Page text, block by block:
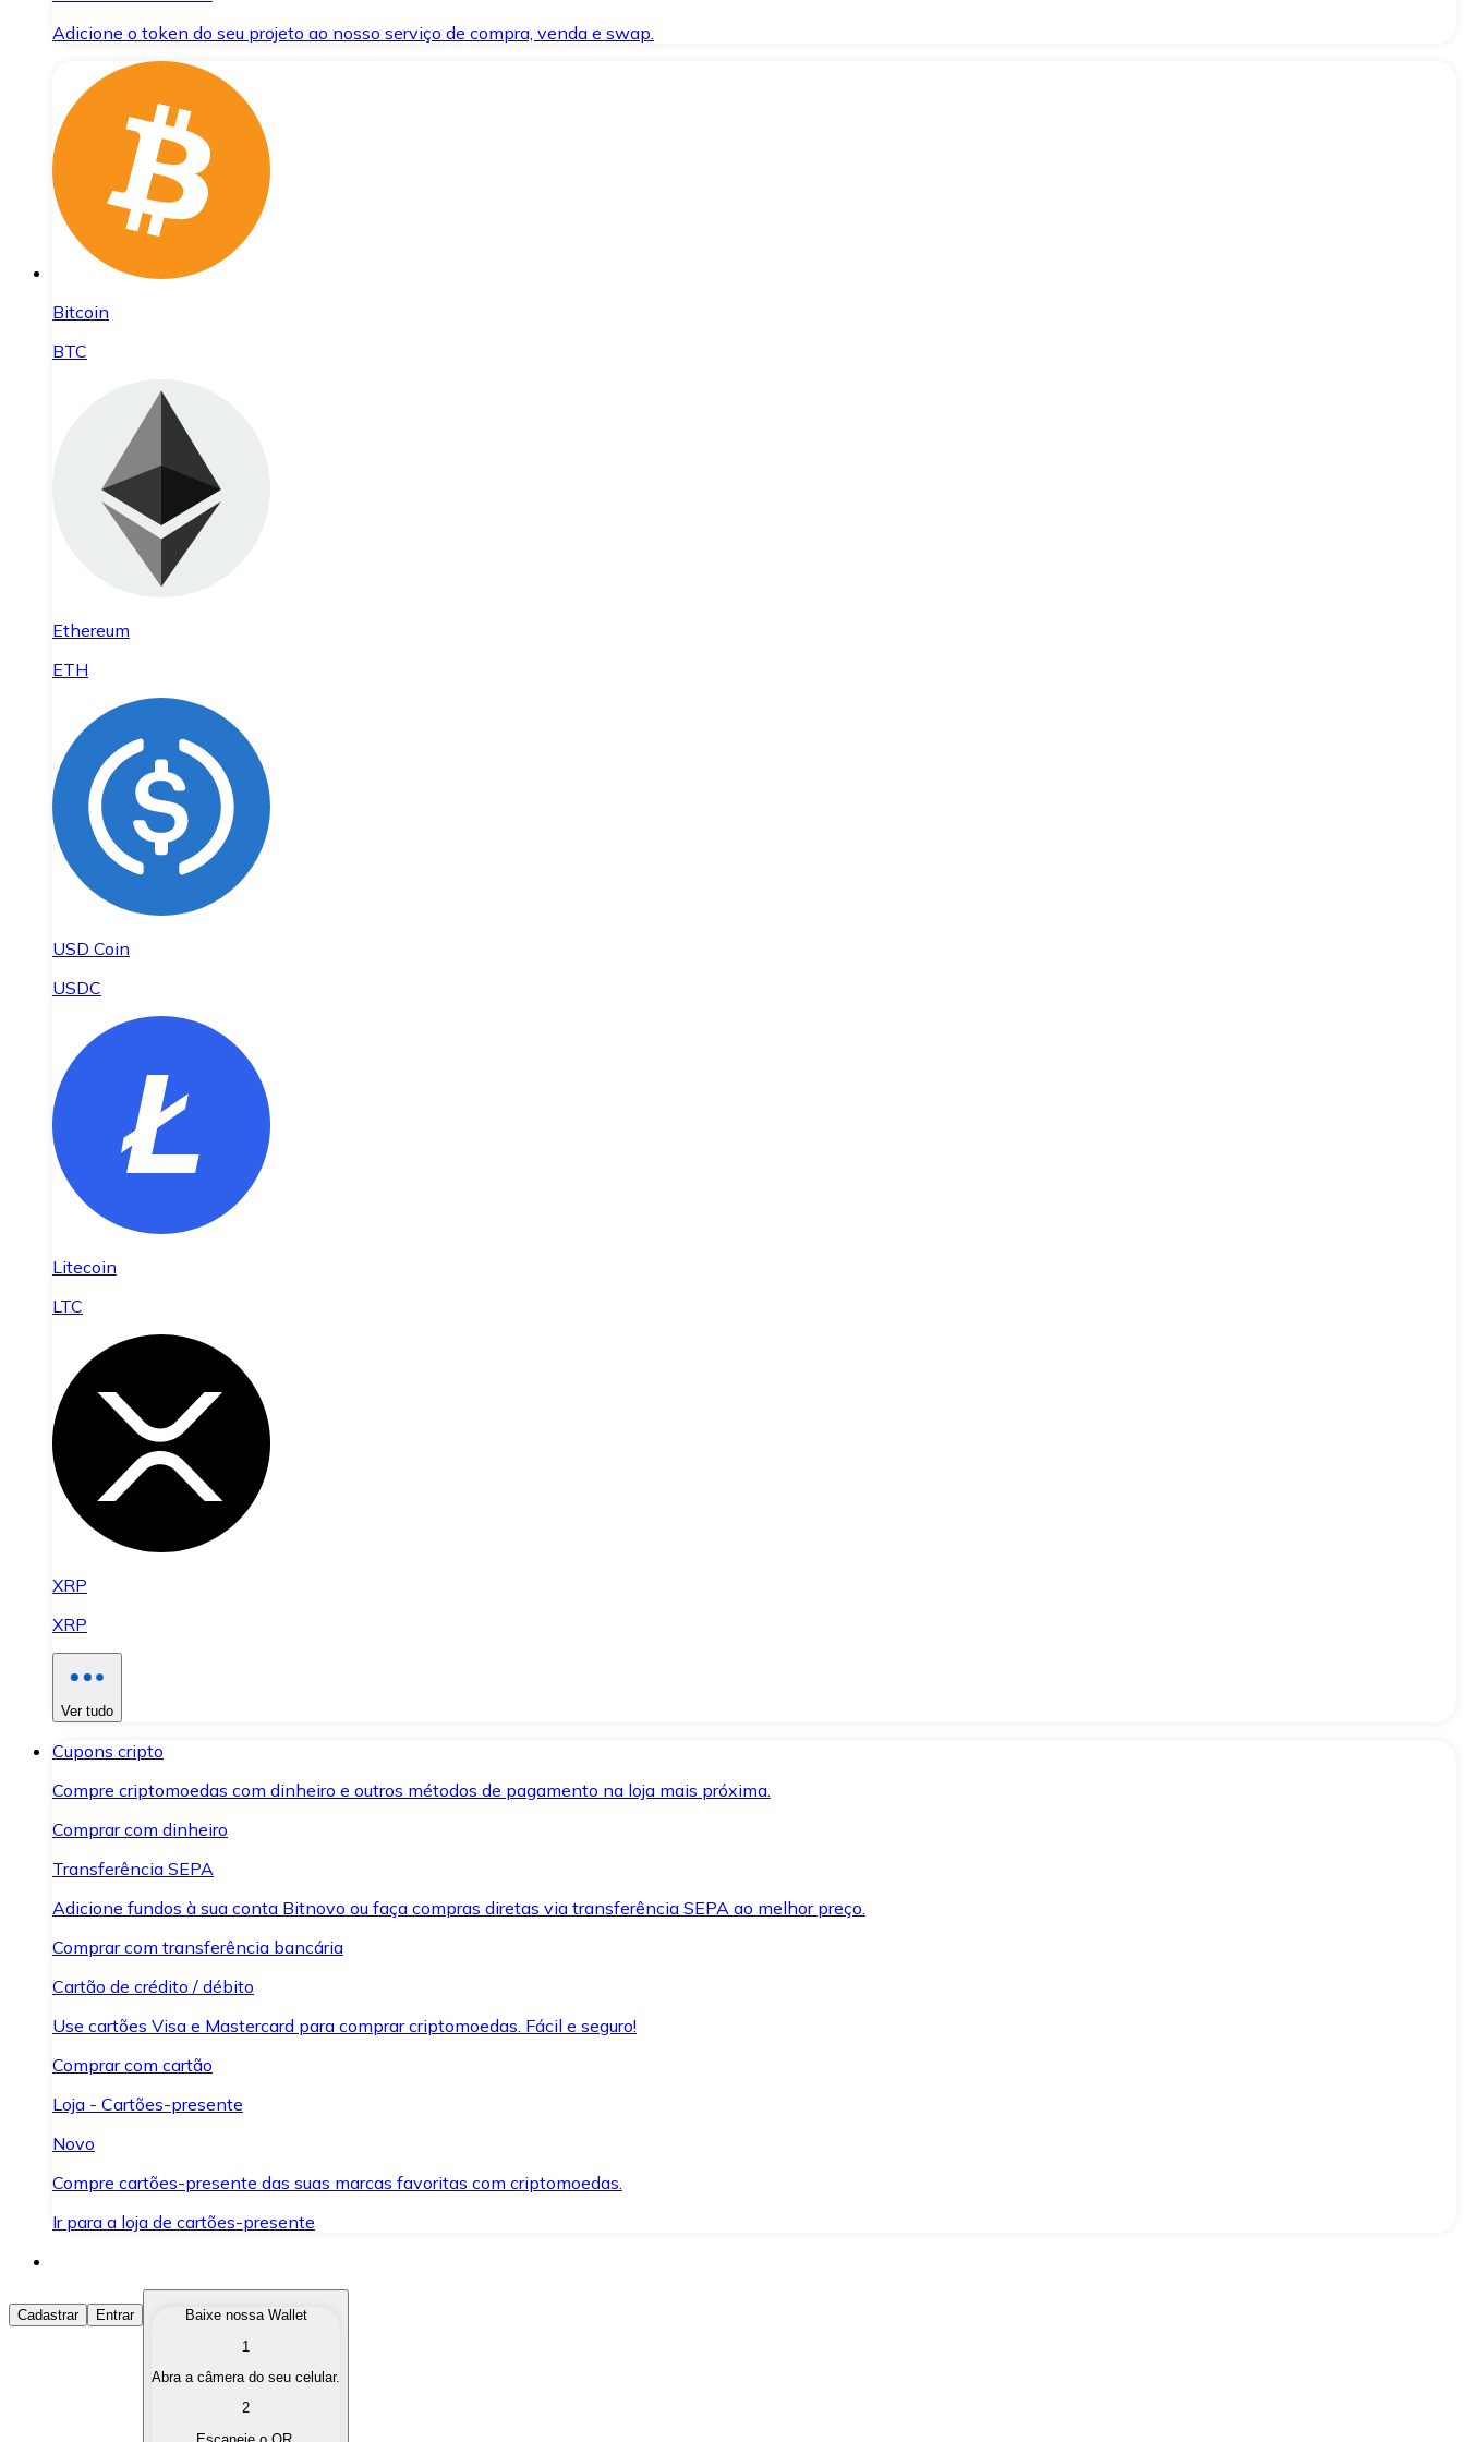
Adicione o token do seu projeto ao nosso serviço de compra, venda e swap.
Bitcoin
BTC
Ethereum
ETH
USD Coin
USDC
Litecoin
LTC
XRP
XRP
Ver tudo
Cupons cripto
Compre criptomoedas com dinheiro e outros métodos de pagamento na loja mais próxima.
Comprar com dinheiro
Transferência SEPA
Adicione fundos à sua conta Bitnovo ou faça compras diretas via transferência SEPA ao melhor preço.
Comprar com transferência bancária
Cartão de crédito / débito
Use cartões Visa e Mastercard para comprar criptomoedas. Fácil e seguro!
Comprar com cartão
Loja - Cartões-presente
Novo
Compre cartões-presente das suas marcas favoritas com criptomoedas.
Ir para a loja de cartões-presente
Comprar Criptomoedas
Compre as criptomoedas de seu interesse de forma rápida e segura.
Converta suas criptomoedas em moeda fiduciária quando precisar.
Cadastrar Entrar
Baixe nossa Wallet
1
Abra a câmera do seu celular.
2